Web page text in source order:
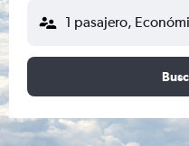
1 pasajero,